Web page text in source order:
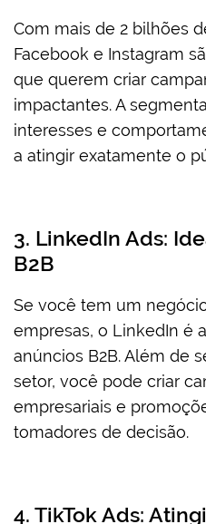
Com mais de 2 bilhões
Facebook e Instagram
que querem criar
impactantes. A
interesses e
a atingir exatamente o
3. LinkedIn Ads:
B2B
Se você tem um
empresas, o LinkedIn é
anúncios B2B. Além de
setor, você pode criar
empresariais e
tomadores de decisão.
4. TikTok Ads: